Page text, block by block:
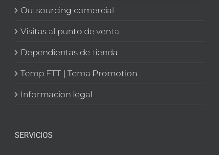
Outsourcing comercial
Visitas al punto de venta
Dependientas de tienda
Temp ETT | Tema Promotion
Informacion legal
SERVICIOS